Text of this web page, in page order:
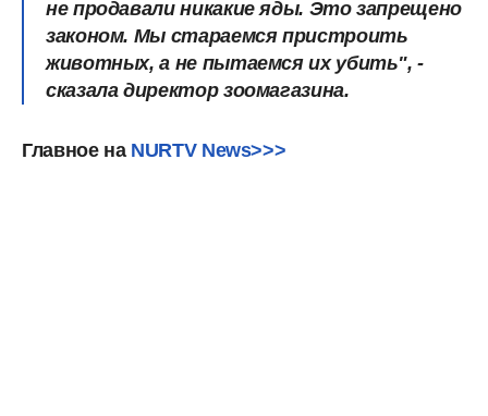
не продавали никакие яды. Это запрещено
законом. Мы стараемся пристроить
животных, а не пытаемся их убить", -
сказала директор зоомагазина.
Главное на NURTV News>>>